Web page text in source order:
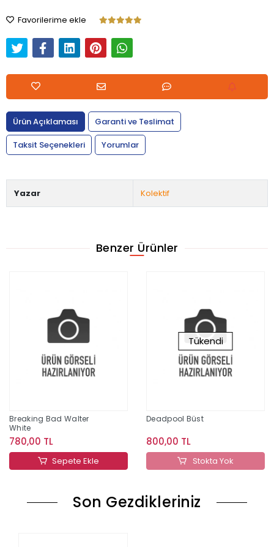
Favorilerime ekle
Ürün Açıklaması
Garanti ve Teslimat
Taksit Seçenekleri
Yorumlar
Yazar Kolektif
Benzer Ürünler
Breaking Bad Walter
White
780,00 TL
Sepete Ekle
Tükendi
Deadpool Büst
800,00 TL
Stokta Yok
Son Gezdikleriniz